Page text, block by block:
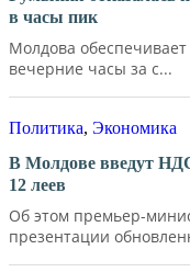
в часы пик
Молдова
вечерние часы за с...
Политика, Экономика
В Молдове введут
12 леев
Об этом премьер-
презентации